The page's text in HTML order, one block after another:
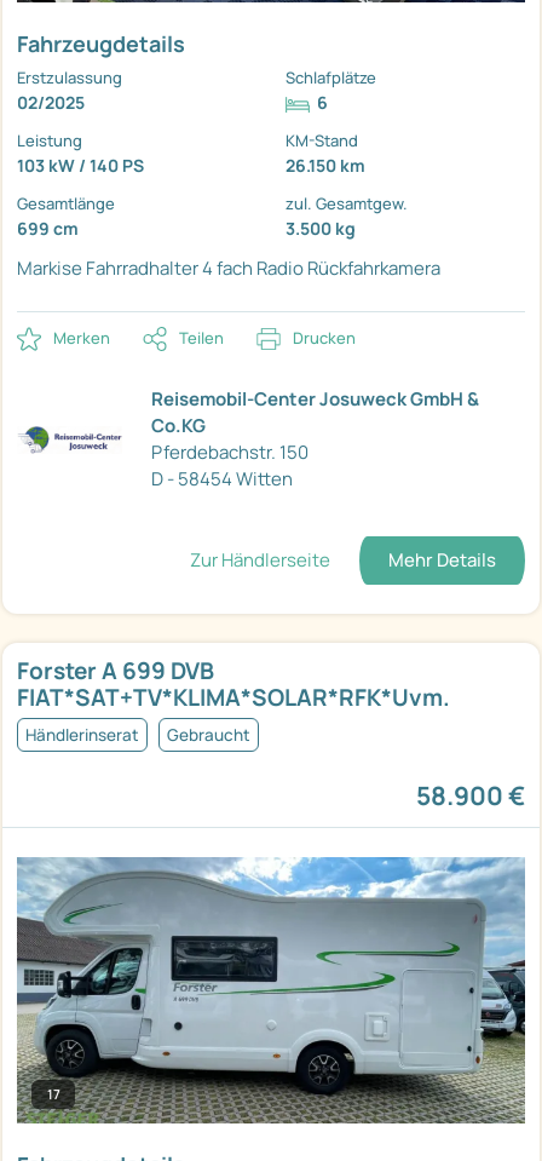
Fahrzeugdetails
Erstzulassung
02/2025
Schlafplätze
6
Leistung
103 kW / 140 PS
KM-Stand
26.150 km
Gesamtlänge
699 cm
zul. Gesamtgew.
3.500 kg
Markise Fahrradhalter 4 fach Radio Rückfahrkamera
Merken Teilen Drucken
Reisemobil-Center Josuweck GmbH &
Co.KG
Pferdebachstr. 150
D - 58454 Witten
Zur Händlerseite Mehr Details
Forster A 699 DVB
FIAT*SAT+TV*KLIMA*SOLAR*RFK*Uvm.
Händlerinserat Gebraucht
58.900 €
17